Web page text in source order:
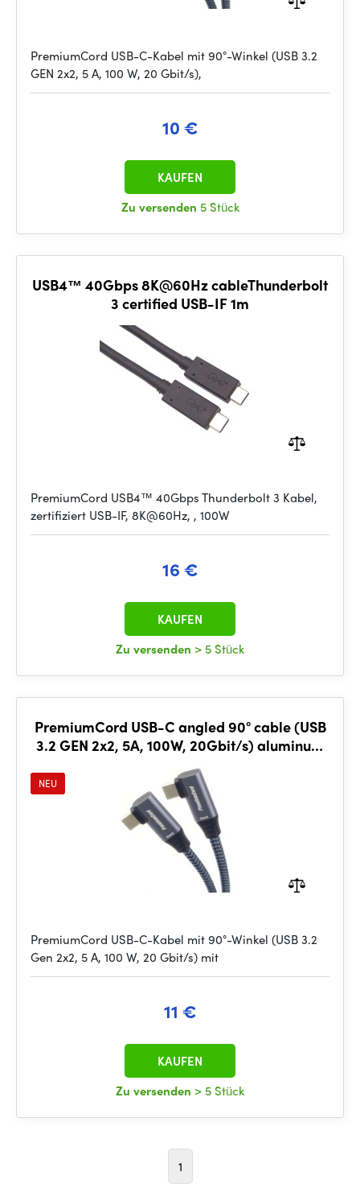
PremiumCord USB-C-Kabel mit 90°-Winkel (USB 3.2
GEN 2x2, 5 A, 100 W, 20 Gbit/s),
10 €
Zu versenden 5 Stück
KAUFEN
USB4™ 40Gbps 8K@60Hz cableThunderbolt
3 certified USB-IF 1m
PremiumCord USB4™ 40Gbps Thunderbolt 3 Kabel,
zertifiziert USB-IF, 8K@60Hz, , 100W
16 €
Zu versenden > 5 Stück
KAUFEN
PremiumCord USB-C angled 90° cable (USB
3.2 GEN 2x2, 5A, 100W, 20Gbit/s) aluminum
caps, cotton braid, 1m
NEU
PremiumCord USB-C-Kabel mit 90°-Winkel (USB 3.2
Gen 2x2, 5 A, 100 W, 20 Gbit/s) mit
11 €
Zu versenden > 5 Stück
KAUFEN
1